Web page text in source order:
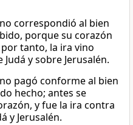
correspondió al bien
porque su corazón
tanto, la ira vino
y sobre Jerusalén.
pagó conforme al bien
hecho; antes se
y fue la ira contra
y Jerusalén.